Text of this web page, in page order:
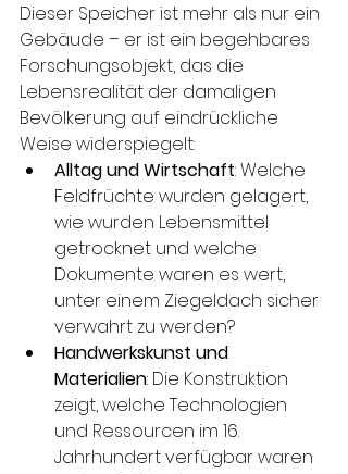
Dieser Speicher ist mehr als nur ein
Gebäude – er ist ein begehbares
Forschungsobjekt, das die
Lebensrealität der damaligen
Bevölkerung auf eindrückliche
Weise widerspiegelt:
Alltag und Wirtschaft: Welche
Feldfrüchte wurden gelagert,
wie wurden Lebensmittel
getrocknet und welche
Dokumente waren es wert,
unter einem Ziegeldach sicher
verwahrt zu werden?
Handwerkskunst und
Materialien: Die Konstruktion
zeigt, welche Technologien
und Ressourcen im 16.
Jahrhundert verfügbar waren